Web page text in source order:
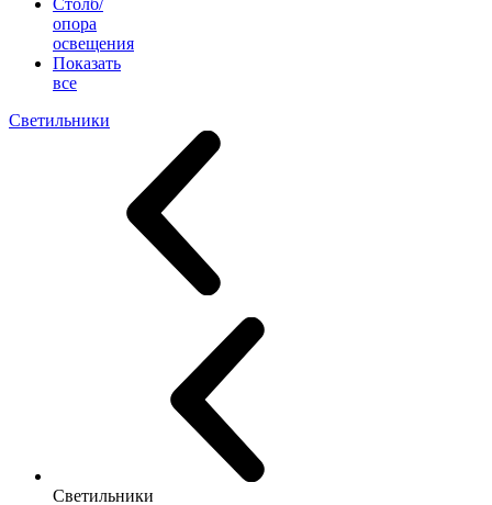
Столб/
опора
освещения
Показать
все
Светильники
Светильники